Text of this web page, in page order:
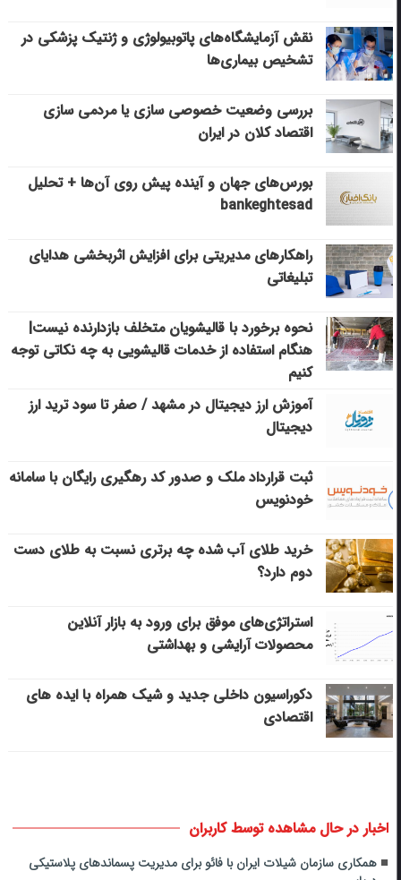
نقش آزمایشگاه‌های پاتوبیولوژی و ژنتیک پزشکی در
تشخیص بیماری‌ها
بررسی وضعیت خصوصی سازی یا مردمی سازی
اقتصاد کلان در ایران
بورس‌های جهان و آینده پیش روی آن‌ها + تحلیل
bankeghtesad
راهکارهای مدیریتی برای افزایش اثربخشی هدایای
تبلیغاتی
نحوه برخورد با قالیشویان متخلف بازدارنده نیست|
هنگام استفاده از خدمات قالیشویی به چه نکاتی توجه
کنیم
آموزش ارز دیجیتال در مشهد / صفر تا سود ترید ارز
دیجیتال
ثبت قرارداد ملک و صدور کد رهگیری رایگان با سامانه
خودنویس
خرید طلای آب شده چه برتری نسبت به طلای دست
دوم دارد؟
استراتژی‌های موفق برای ورود به بازار آنلاین
محصولات آرایشی و بهداشتی
دکوراسیون داخلی جدید و شیک همراه با ایده های
اقتصادی
اخبار در حال مشاهده توسط کاربران
همکاری سازمان شیلات ایران با فائو برای مدیریت پسماندهای پلاستیکی